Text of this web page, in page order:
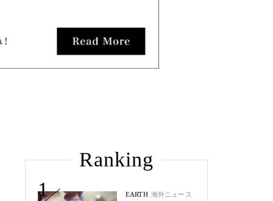
Ranking
1
EARTH 海外ニュース